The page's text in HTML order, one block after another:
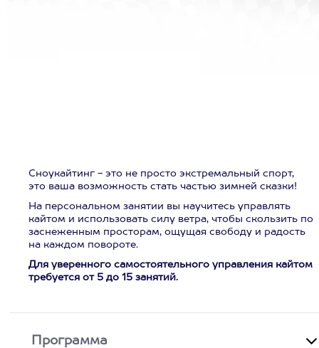
Сноукайтинг - это не просто экстремальный спорт,
это ваша возможность стать частью зимней сказки!
На персональном занятии вы научитесь управлять
кайтом и использовать силу ветра, чтобы скользить по
заснеженным просторам, ощущая свободу и радость
на каждом повороте.
Для уверенного самостоятельного управления кайтом
требуется от 5 до 15 занятий.
Программа